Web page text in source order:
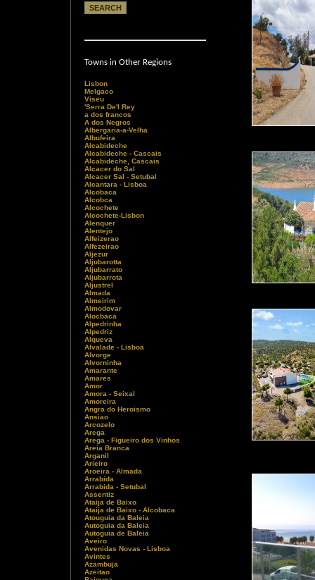
Towns in Other Regions
Lisbon
Melgaco
Viseu
'Serra De'l Rey
a dos francos
A dos Negros
Albergaria-a-Velha
Albufeira
Alcabideche
Alcabideche - Cascais
Alcabideche, Cascais
Alcacer do Sal
Alcacer Sal - Setubal
Alcantara - Lisboa
Alcobaca
Alcobca
Alcochete
Alcochete-Lisbon
Alenquer
Alentejo
Alfeizerao
Alfezeirao
Aljezur
Aljubarotta
Aljubarrato
Aljubarrota
Aljustrel
Almada
Almeirim
Almodovar
Alocbaca
Alpedrinha
Alpedriz
Alqueva
Alvalade - Lisboa
Alvorge
Alvorninha
Amarante
Amares
Amor
Amora - Seixal
Amoreira
Angra do Heroismo
Ansiao
Arcozelo
Arega
Arega - Figueiro dos Vinhos
Areia Branca
Arganil
Arieiro
Aroeira - Almada
Arrabida
Arrabida - Setubal
Assentiz
Ataija de Baixo
Ataija de Baixo - Alcobaca
Atouguia da Baleia
Autoguia da Baleia
Autoguia de Baleia
Aveiro
Avenidas Novas - Lisboa
Avintes
Azambuja
Azeitao